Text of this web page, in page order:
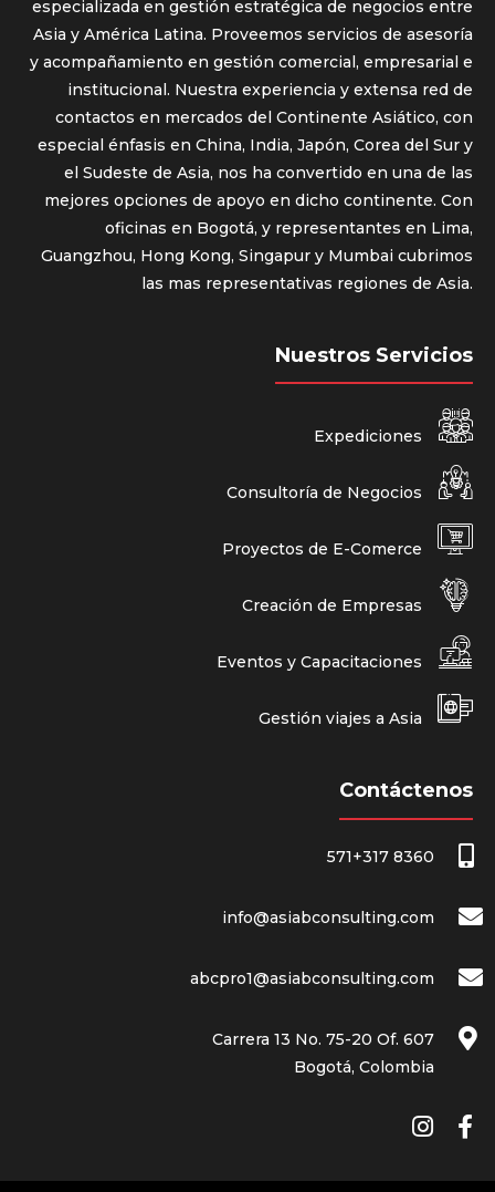
especializada en gestión estratégica de negocios entre
Asia y América Latina. Proveemos servicios de asesoría
y acompañamiento en gestión comercial, empresarial e
institucional. Nuestra experiencia y extensa red de
contactos en mercados del Continente Asiático, con
especial énfasis en China, India, Japón, Corea del Sur y
el Sudeste de Asia, nos ha convertido en una de las
mejores opciones de apoyo en dicho continente. Con
oficinas en Bogotá, y representantes en Lima,
Guangzhou, Hong Kong, Singapur y Mumbai cubrimos
las mas representativas regiones de Asia.
Nuestros Servicios
Expediciones
Consultoría de Negocios
Proyectos de E-Comerce
Creación de Empresas
Eventos y Capacitaciones
Gestión viajes a Asia
Contáctenos
571+317 8360
info@asiabconsulting.com
abcpro1@asiabconsulting.com
Carrera 13 No. 75-20 Of. 607
Bogotá, Colombia